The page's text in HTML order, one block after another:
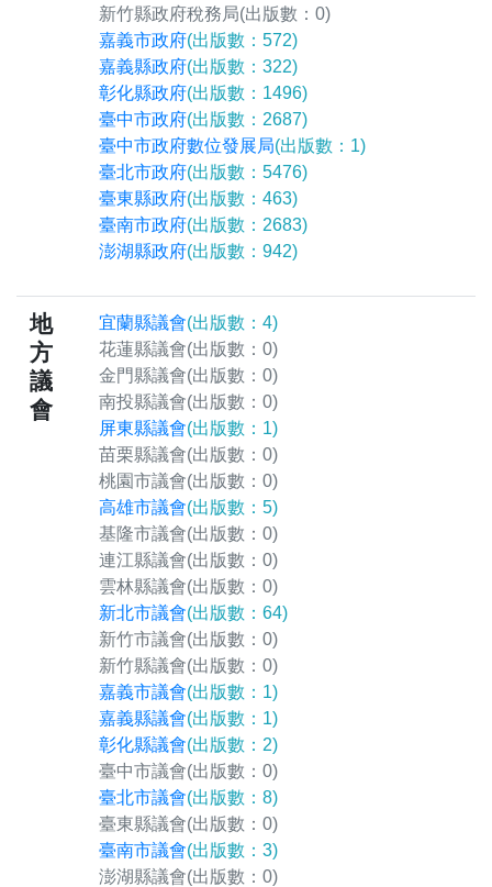
新竹縣政府稅務局(出版數：0)
嘉義市政府(出版數：572)
嘉義縣政府(出版數：322)
彰化縣政府(出版數：1496)
臺中市政府(出版數：2687)
臺中市政府數位發展局(出版數：1)
臺北市政府(出版數：5476)
臺東縣政府(出版數：463)
臺南市政府(出版數：2683)
澎湖縣政府(出版數：942)
地
方
議
會
宜蘭縣議會(出版數：4)
花蓮縣議會(出版數：0)
金門縣議會(出版數：0)
南投縣議會(出版數：0)
屏東縣議會(出版數：1)
苗栗縣議會(出版數：0)
桃園市議會(出版數：0)
高雄市議會(出版數：5)
基隆市議會(出版數：0)
連江縣議會(出版數：0)
雲林縣議會(出版數：0)
新北市議會(出版數：64)
新竹市議會(出版數：0)
新竹縣議會(出版數：0)
嘉義市議會(出版數：1)
嘉義縣議會(出版數：1)
彰化縣議會(出版數：2)
臺中市議會(出版數：0)
臺北市議會(出版數：8)
臺東縣議會(出版數：0)
臺南市議會(出版數：3)
澎湖縣議會(出版數：0)